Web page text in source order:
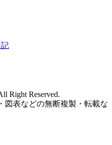
Right Reserved.
図表などの無断複製・転載な